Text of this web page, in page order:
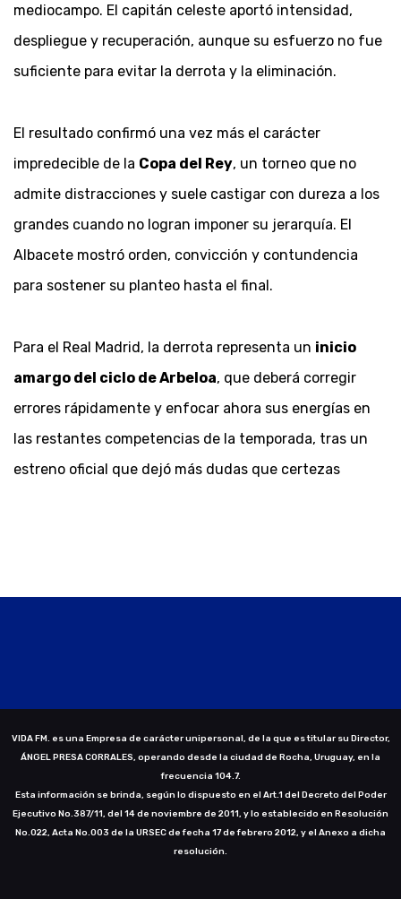
mediocampo. El capitán celeste aportó intensidad,
despliegue y recuperación, aunque su esfuerzo no fue
suficiente para evitar la derrota y la eliminación.
El resultado confirmó una vez más el carácter
impredecible de la Copa del Rey, un torneo que no
admite distracciones y suele castigar con dureza a los
grandes cuando no logran imponer su jerarquía. El
Albacete mostró orden, convicción y contundencia
para sostener su planteo hasta el final.
Para el Real Madrid, la derrota representa un inicio
amargo del ciclo de Arbeloa, que deberá corregir
errores rápidamente y enfocar ahora sus energías en
las restantes competencias de la temporada, tras un
estreno oficial que dejó más dudas que certezas
VIDA FM. es una Empresa de carácter unipersonal, de la que es titular su Director,
ÁNGEL PRESA CORRALES, operando desde la ciudad de Rocha, Uruguay, en la
frecuencia 104.7.
Esta información se brinda, según lo dispuesto en el Art.1 del Decreto del Poder
Ejecutivo No.387/11, del 14 de noviembre de 2011, y lo establecido en Resolución
No.022, Acta No.003 de la URSEC de fecha 17 de febrero 2012, y el Anexo a dicha
resolución.